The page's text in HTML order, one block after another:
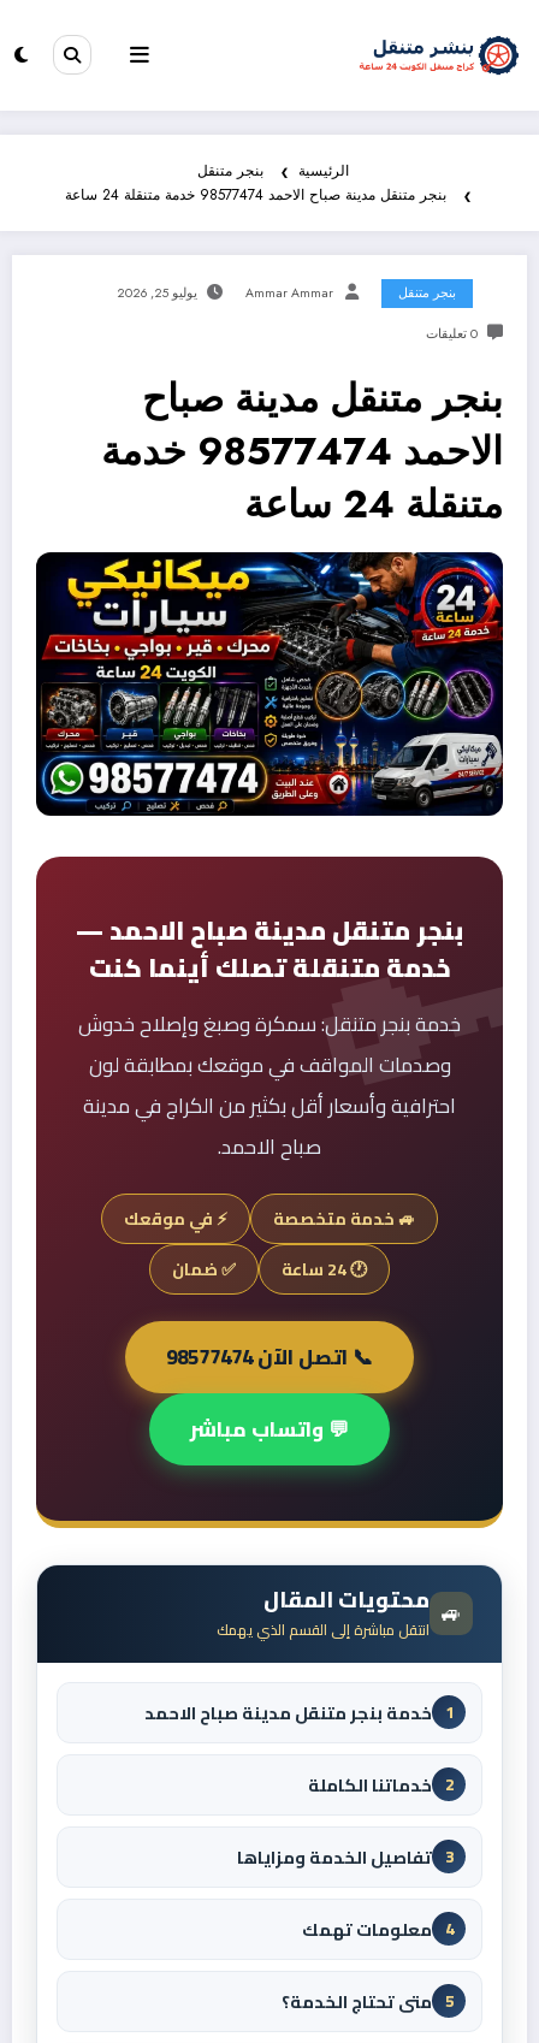
الرئيسية
بنجر متنقل
بنجر متنقل مدينة صباح الاحمد 98577474 خدمة متنقلة 24 ساعة
بنجر متنقل Ammar Ammar يوليو 25, 2026
0 تعليقات
بنجر متنقل مدينة صباح
الاحمد 98577474 خدمة
متنقلة 24 ساعة
بنجر متنقل مدينة صباح الاحمد —
خدمة متنقلة تصلك أينما كنت
خدمة بنجر متنقل: سمكرة وصبغ وإصلاح خدوش
وصدمات المواقف في موقعك بمطابقة لون
احترافية وأسعار أقل بكثير من الكراج في مدينة
صباح الاحمد.
🚙 خدمة متخصصة
⚡ في موقعك
🕐 24 ساعة
✅ ضمان
📞 اتصل الآن 98577474
💬 واتساب مباشر
🚙 محتويات المقال
انتقل مباشرة إلى القسم الذي يهمك
1 خدمة بنجر متنقل مدينة صباح الاحمد
2 خدماتنا الكاملة
3 تفاصيل الخدمة ومزاياها
4 معلومات تهمك
5 متى تحتاج الخدمة؟